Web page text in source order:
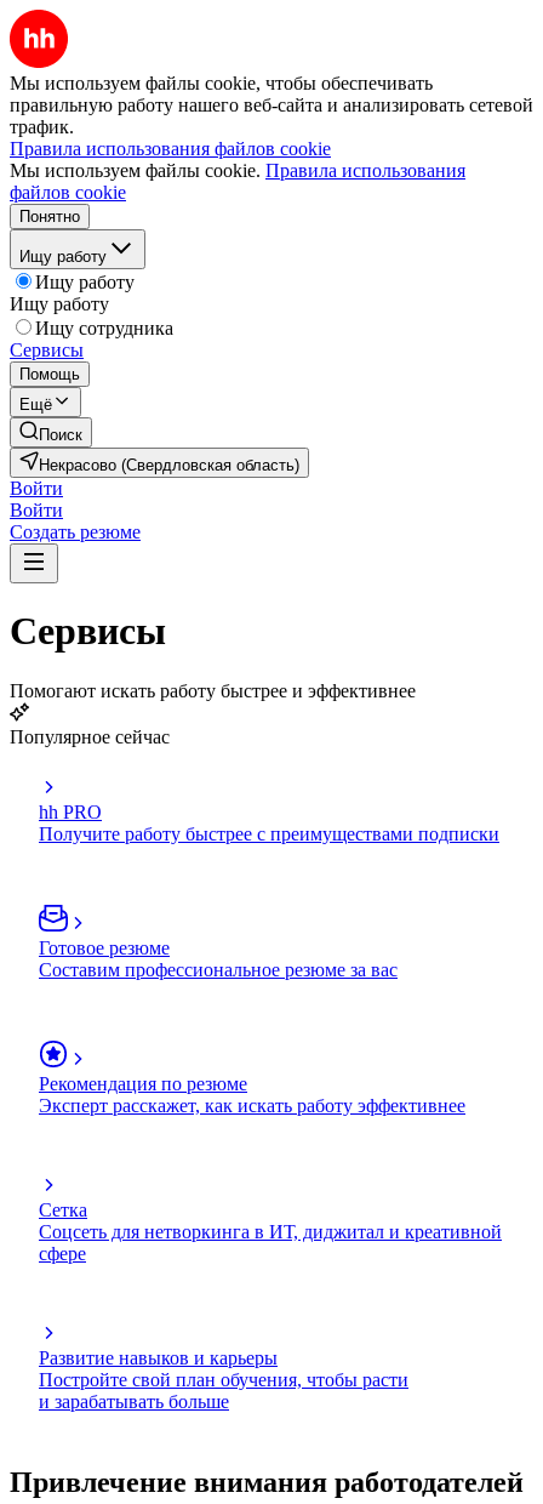
Мы используем файлы cookie, чтобы обеспечивать
правильную работу нашего веб-сайта и анализировать сетевой
трафик.
Правила использования файлов cookie
Мы используем файлы cookie. Правила использования
файлов cookie
Понятно
Ищу работу
Ищу работу
Ищу работу
Ищу сотрудника
Сервисы
Помощь
Ещё
Поиск
Некрасово (Свердловская область)
Войти
Войти
Создать резюме
Сервисы
Помогают искать работу быстрее и эффективнее
Популярное сейчас
hh PRO
Получите работу быстрее с преимуществами подписки
Готовое резюме
Составим профессиональное резюме за вас
Рекомендация по резюме
Эксперт расскажет, как искать работу эффективнее
Сетка
Соцсеть для нетворкинга в ИТ, диджитал и креативной
сфере
Развитие навыков и карьеры
Постройте свой план обучения, чтобы расти
и зарабатывать больше
Привлечение внимания работодателей